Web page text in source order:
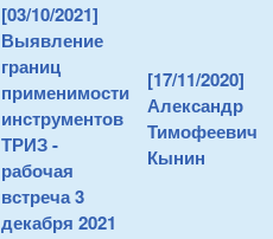
[03/10/2021]
Выявление
границ
применимости
инструментов
ТРИЗ -
рабочая
встреча 3
декабря 2021
[17/11/2020]
Александр
Тимофеевич
Кынин